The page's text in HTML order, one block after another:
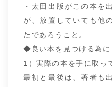
・太田出版がこの本を
が、放置していても他
たであろうこと。
◆良い本を見つける為に
1）実際の本を手に取っ
最初と最後は、著者も